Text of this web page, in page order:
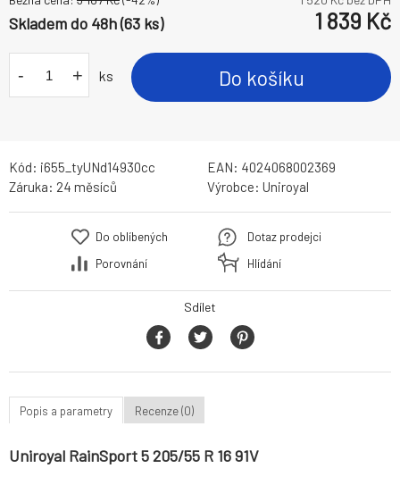
Skladem do 48h (63 ks) 1 839 Kč
- + ks Do košíku
Kód: i655_tyUNd14930cc EAN: 4024068002369
Záruka: 24 měsíců Výrobce: Uniroyal
Do oblíbených
Porovnání
Dotaz prodejci
Hlídání
Sdílet
Popis a parametry Recenze (0)
Uniroyal RainSport 5 205/55 R 16 91V